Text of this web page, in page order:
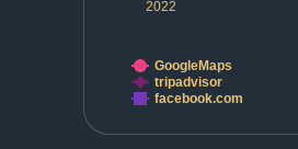
2022
GoogleMaps
tripadvisor
facebook.com